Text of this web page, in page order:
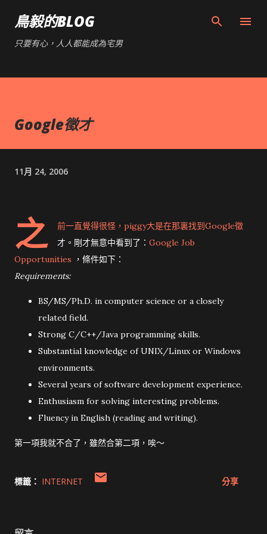
鳥毅的BLOG
只要有心，人人都能成為宅男
Google徵才
11月 24, 2006
之
前一直覺得很怪，piggy大是在那裏找到Google徵
才。剛才無意中看到了： Google Job
Opportunities ，條件如下：
Requirements:
BS/MS/Ph.D. in computer science or a closely
related field.
Strong C/C++/Java programming skills.
Substantial knowledge of UNIX/Linux or Windows
environments.
Several years of software development experience.
Enthusiasm for solving interesting problems.
Fluency in English (reading and writing).
第一項我就不合了，雖然合第二項，唉～
標籤： INTERNET 分享